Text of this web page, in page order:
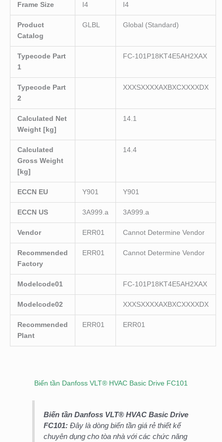
Frame Size I4 I4
Product
Catalog
GLBL Global (Standard)
Typecode Part
1
FC-101P18KT4E5AH2XAX
Typecode Part
2
XXXSXXXXAXBXCXXXXDX
Calculated Net
Weight [kg]
14.1
Calculated
Gross Weight
[kg]
14.4
ECCN EU Y901 Y901
ECCN US 3A999.a 3A999.a
Vendor ERR01 Cannot Determine Vendor
Recommended
Factory
ERR01 Cannot Determine Vendor
Modelcode01 FC-101P18KT4E5AH2XAX
Modelcode02 XXXSXXXXAXBXCXXXXDX
Recommended
Plant
ERR01 ERR01
Biến tần Danfoss VLT® HVAC Basic Drive FC101
Biến tần Danfoss VLT® HVAC Basic Drive
FC101: Đây là dòng biến tần giá rẻ thiết kế
chuyên dụng cho tòa nhà với các chức năng